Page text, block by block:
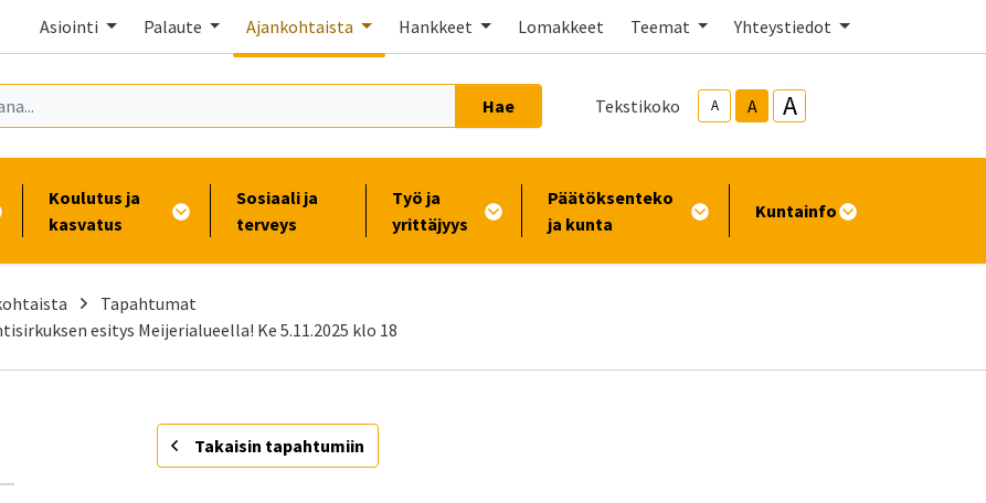
Asiointi Palaute Ajankohtaista Hankkeet Lomakkeet Teemat Yhteystiedot
Hae Tekstikoko A A A
Koulutus ja
kasvatus
Sosiaali ja
terveys
Työ ja
yrittäjyys
Päätöksenteko
ja kunta
Kuntainfo
Tapahtumat
esitys Meijerialueella! Ke 5.11.2025 klo 18
- Takaisin tapahtumiin